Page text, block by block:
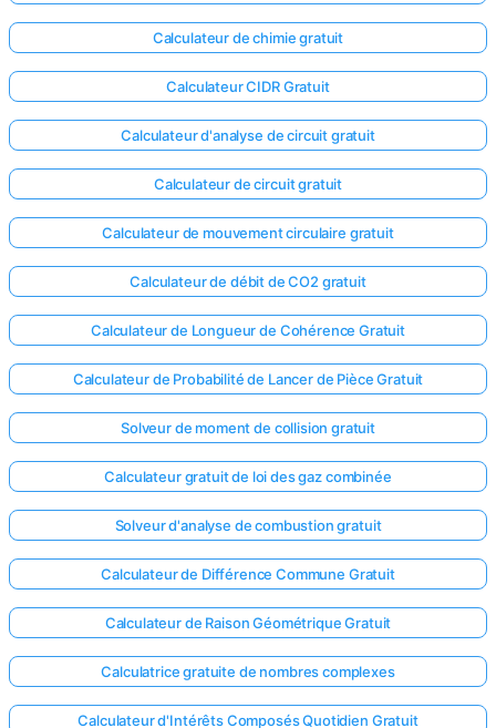
Calculateur de chimie gratuit
Calculateur CIDR Gratuit
Calculateur d'analyse de circuit gratuit
Calculateur de circuit gratuit
Calculateur de mouvement circulaire gratuit
Calculateur de débit de CO2 gratuit
Calculateur de Longueur de Cohérence Gratuit
Calculateur de Probabilité de Lancer de Pièce Gratuit
Solveur de moment de collision gratuit
Calculateur gratuit de loi des gaz combinée
Solveur d'analyse de combustion gratuit
Calculateur de Différence Commune Gratuit
Calculateur de Raison Géométrique Gratuit
Calculatrice gratuite de nombres complexes
Calculateur d'Intérêts Composés Quotidien Gratuit